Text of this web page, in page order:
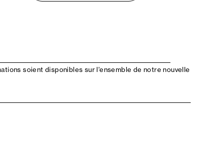
soient disponibles sur l'ensemble de notre nouvelle